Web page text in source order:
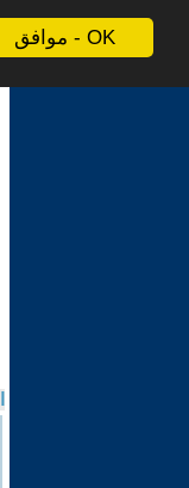
موافق - OK